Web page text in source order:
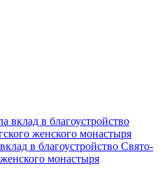
в благоустройство Свято-
монастыря